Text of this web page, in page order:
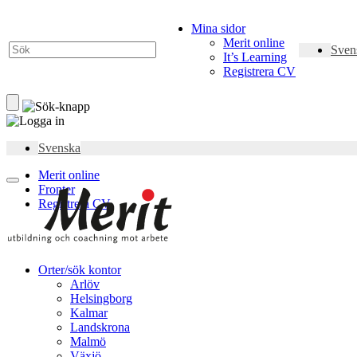
Mina sidor
Merit online
It’s Learning
Registrera CV
Svenska
Merit online
Fronter
Registrera CV
Orter/sök kontor
Arlöv
Helsingborg
Kalmar
Landskrona
Malmö